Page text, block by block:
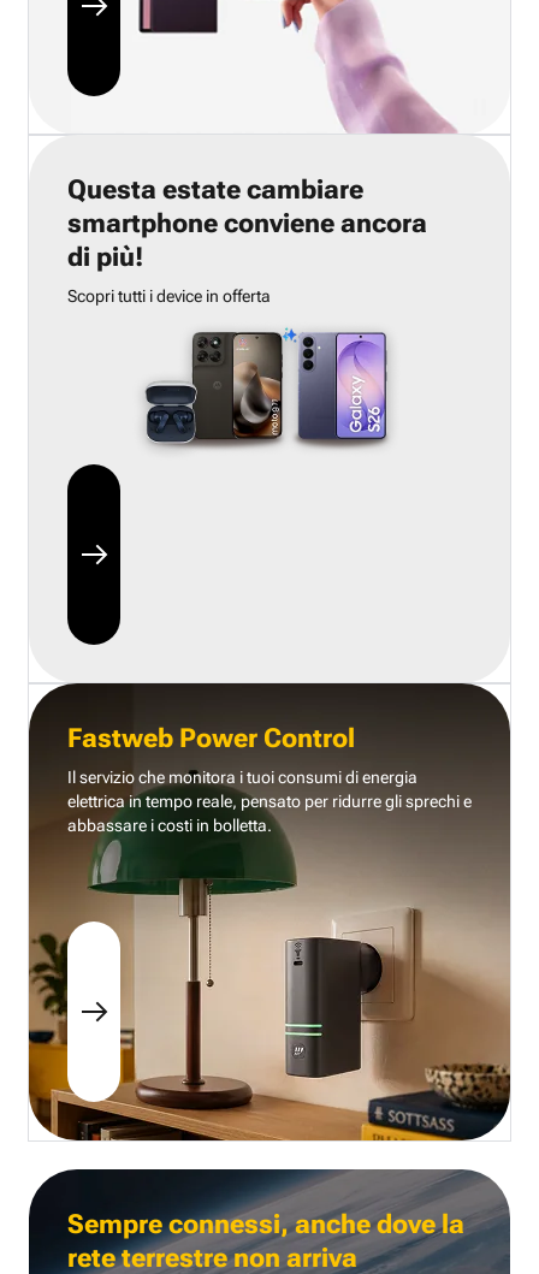
Questa estate cambiare
smartphone conviene ancora
di più!
Scopri tutti i device in offerta
Fastweb Power Control
Il servizio che monitora i tuoi consumi di energia
elettrica in tempo reale, pensato per ridurre gli sprechi e
abbassare i costi in bolletta.
Sempre connessi, anche dove la
rete terrestre non arriva